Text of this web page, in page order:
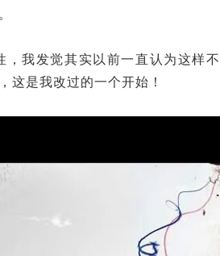
我发觉其实以前一直认为这样不
这是我改过的一个开始！